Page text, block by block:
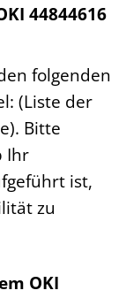
44844616
folgenden
(Liste der
Bitte
Ihr
ist,
zu
OKI